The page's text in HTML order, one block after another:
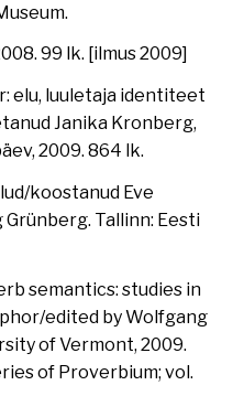
99 lk. [ilmus 2009]
elu, luuletaja identiteet
Janika Kronberg,
2009. 864 lk.
koostanud Eve
Tallinn: Eesti
semantics: studies in
edited by Wolfgang
of Vermont, 2009.
of Proverbium; vol.